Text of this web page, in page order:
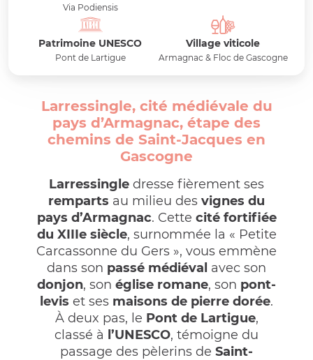
Via Podiensis
Patrimoine UNESCO
Pont de Lartigue
Village viticole
Armagnac & Floc de Gascogne
Larressingle, cité médiévale du
pays d’Armagnac, étape des
chemins de Saint-Jacques en
Gascogne
Larressingle dresse fièrement ses
remparts au milieu des vignes du
pays d’Armagnac. Cette cité fortifiée
du XIIIe siècle, surnommée la « Petite
Carcassonne du Gers », vous emmène
dans son passé médiéval avec son
donjon, son église romane, son pont-
levis et ses maisons de pierre dorée.
À deux pas, le Pont de Lartigue,
classé à l’UNESCO, témoigne du
passage des pèlerins de Saint-